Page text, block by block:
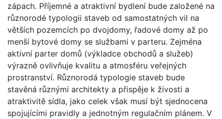
zápach. Příjemné a atraktivní bydlení bude založené na
různorodé typologii staveb od samostatných vil na
větších pozemcích po dvojdomy, řadové domy až po
menší bytové domy se službami v parteru. Zejména
aktivní parter domů (výkladce obchodů a služeb)
výrazně ovlivňuje kvalitu a atmosféru veřejných
prostranství. Různorodá typologie staveb bude
stavěná různými architekty a přispěje k živosti a
atraktivitě sídla, jako celek však musí být sjednocena
spojujícími pravidly a jednotným regulačním plánem. V